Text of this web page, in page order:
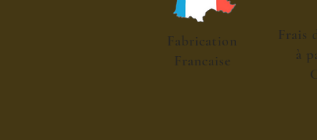
Fabrication
Francaise
Frais
à